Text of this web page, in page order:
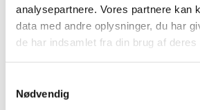
analysepartnere. Vores partnere kan
data med andre oplysninger, du har
de har indsamlet fra din brug af deres
Nødvendig
Ved ophør af kunde- eller
i hvilket omfang dine oplysninger skal
blive slettet uden unødigt ophold ved
lovgivningen undtagelsesvis grundlag for